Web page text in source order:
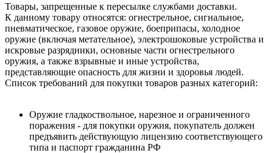
Товары, запрещенные к пересылке службами доставки.
К данному товару относятся: огнестрельное, сигнальное,
пневматическое, газовое оружие, боеприпасы, холодное
оружие (включая метательное), электрошоковые устройства и
искровые разрядники, основные части огнестрельного
оружия, а также взрывные и иные устройства,
представляющие опасность для жизни и здоровья людей.
Список требований для покупки товаров разных категорий:
Оружие гладкоствольное, нарезное и ограниченного
поражения - для покупки оружия, покупатель должен
предъявить действующую лицензию соответствующего
типа и паспорт гражданина РФ